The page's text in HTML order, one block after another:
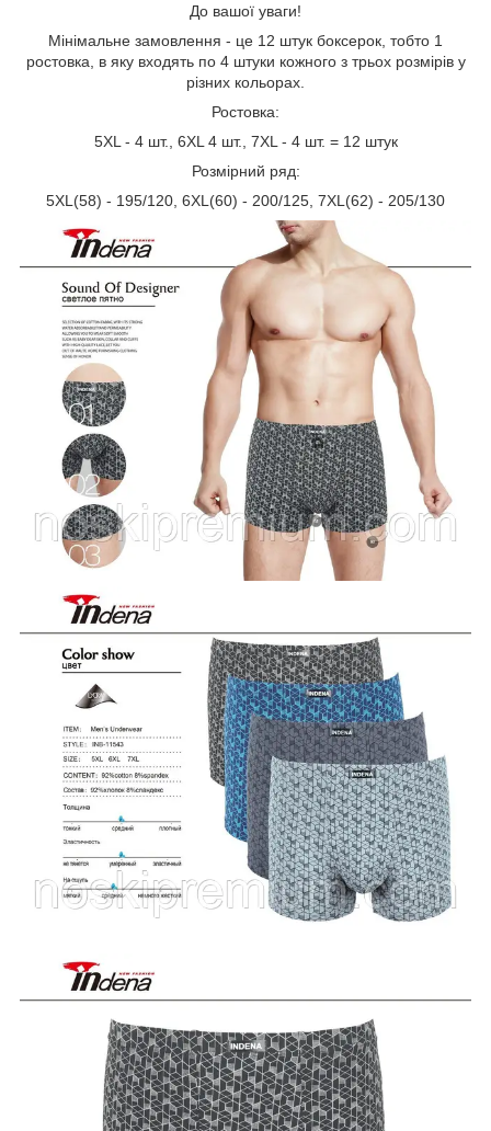
До вашої уваги!
Мінімальне замовлення - це 12 штук боксерок, тобто 1
ростовка, в яку входять по 4 штуки кожного з трьох розмірів у
різних кольорах.
Ростовка:
5XL - 4 шт., 6XL 4 шт., 7XL - 4 шт. = 12 штук
Розмірний ряд:
5XL(58) - 195/120, 6XL(60) - 200/125, 7XL(62) - 205/130